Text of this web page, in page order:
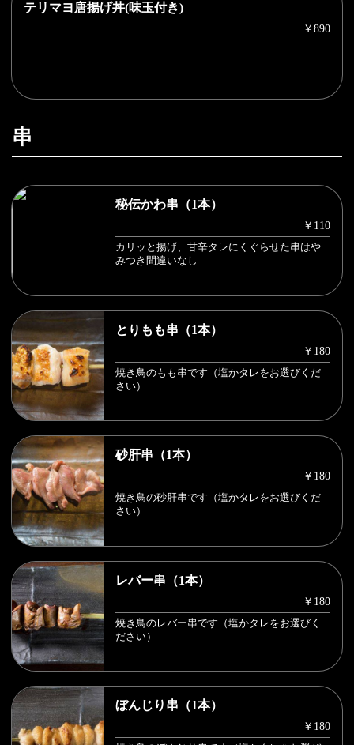
テリマヨ唐揚げ丼(味玉付き)
￥890
串
秘伝かわ串（1本）
￥110
カリッと揚げ、甘辛タレにくぐらせた串はや
みつき間違いなし
とりもも串（1本）
￥180
焼き鳥のもも串です（塩かタレをお選びくだ
さい）
砂肝串（1本）
￥180
焼き鳥の砂肝串です（塩かタレをお選びくだ
さい）
レバー串（1本）
￥180
焼き鳥のレバー串です（塩かタレをお選びく
ださい）
ぼんじり串（1本）
￥180